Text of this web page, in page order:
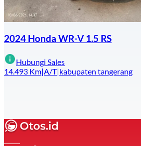
2024 Honda WR-V 1.5 RS
Hubungi Sales
14.493 Km|A/T|kabupaten tangerang